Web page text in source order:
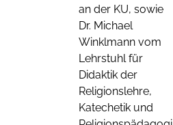
an der KU, sowie
Dr. Michael
Winklmann vom
Lehrstuhl für
Didaktik der
Religionslehre,
Katechetik und